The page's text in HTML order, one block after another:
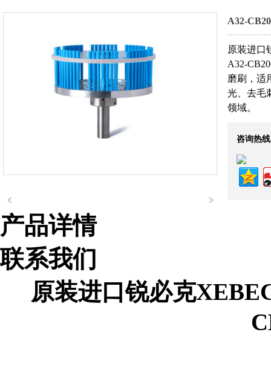
组织机构代码证
A32-
原装进口
A32-
磨刷，适
光、去毛
领域。
咨询热
产品详情
联系我们
原装进口锐必克